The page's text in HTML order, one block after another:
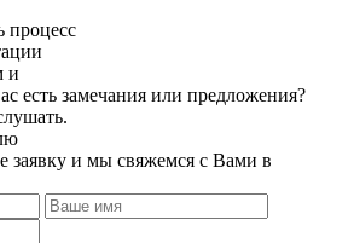
процесс
и
есть замечания или предложения?
заявку и мы свяжемся с Вами в